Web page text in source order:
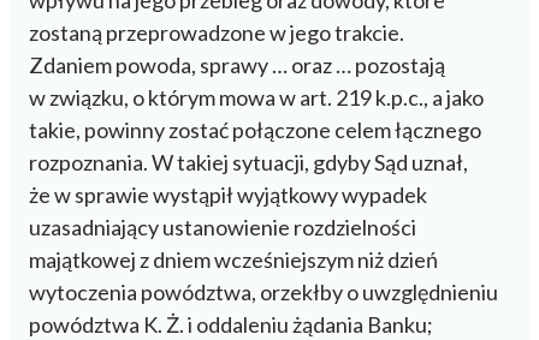
zostaną przeprowadzone w jego trakcie.
Zdaniem powoda, sprawy … oraz … pozostają
w związku, o którym mowa w art. 219 k.p.c., a jako
takie, powinny zostać połączone celem łącznego
rozpoznania. W takiej sytuacji, gdyby Sąd uznał,
że w sprawie wystąpił wyjątkowy wypadek
uzasadniający ustanowienie rozdzielności
majątkowej z dniem wcześniejszym niż dzień
wytoczenia powództwa, orzekłby o uwzględnieniu
powództwa K. Ż. i oddaleniu żądania Banku;